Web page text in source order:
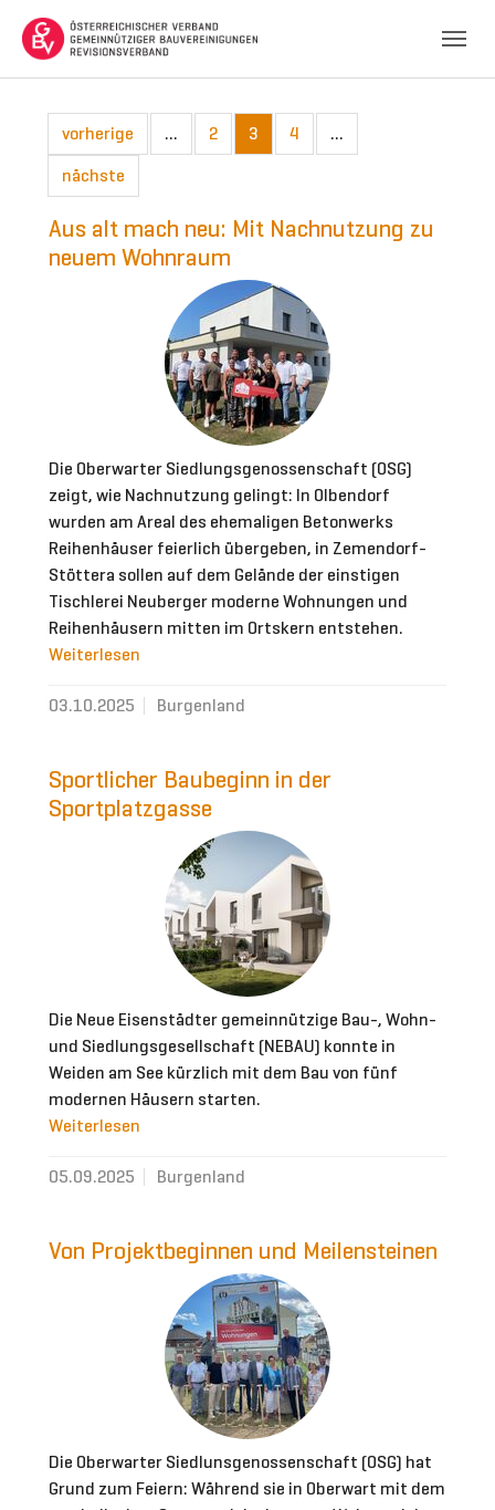
vorherige … 2 3 4
…
nächste
Aus alt mach neu: Mit Nachnutzung zu
neuem Wohnraum
Die Oberwarter Siedlungsgenossenschaft (OSG)
zeigt, wie Nachnutzung gelingt: In Olbendorf
wurden am Areal des ehemaligen Betonwerks
Reihenhäuser feierlich übergeben, in Zemendorf-
Stöttera sollen auf dem Gelände der einstigen
Tischlerei Neuberger moderne Wohnungen und
Reihenhäusern mitten im Ortskern entstehen.
Weiterlesen
03.10.2025 Burgenland
Sportlicher Baubeginn in der
Sportplatzgasse
Die Neue Eisenstädter gemeinnützige Bau-, Wohn-
und Siedlungsgesellschaft (NEBAU) konnte in
Weiden am See kürzlich mit dem Bau von fünf
modernen Häusern starten.
Weiterlesen
05.09.2025 Burgenland
Von Projektbeginnen und Meilensteinen
Die Oberwarter Siedlunsgenossenschaft (OSG) hat
Grund zum Feiern: Während sie in Oberwart mit dem